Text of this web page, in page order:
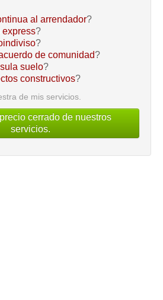
al arrendador?
?
?
de comunidad?
suelo?
constructivos?
de mis servicios.
cerrado de nuestros
servicios.